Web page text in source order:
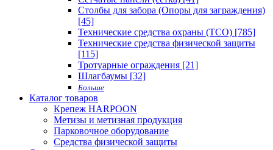
Столбы для забора (Опоры для заграждения)
[45]
Технические средства охраны (ТСО) [785]
Технические средства физической защиты
[115]
Тротуарные ограждения [21]
Шлагбаумы [32]
Больше
Каталог товаров
Крепеж HARPOON
Метизы и метизная продукция
Парковочное оборудование
Средства физической защиты